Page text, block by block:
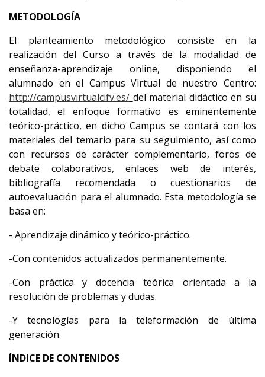
METODOLOGÍA
El planteamiento metodológico consiste en la
realización del Curso a través de la modalidad de
enseñanza-aprendizaje online, disponiendo el
alumnado en el Campus Virtual de nuestro Centro:
http://campusvirtualcifv.es/ del material didáctico en su
totalidad, el enfoque formativo es eminentemente
teórico-práctico, en dicho Campus se contará con los
materiales del temario para su seguimiento, así como
con recursos de carácter complementario, foros de
debate colaborativos, enlaces web de interés,
bibliografía recomendada o cuestionarios de
autoevaluación para el alumnado. Esta metodología se
basa en:
- Aprendizaje dinámico y teórico-práctico.
-Con contenidos actualizados permanentemente.
-Con práctica y docencia teórica orientada a la
resolución de problemas y dudas.
-Y tecnologías para la teleformación de última
generación.
ÍNDICE DE CONTENIDOS